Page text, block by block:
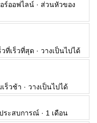
ร์ออฟไลน์ · ส่วนหัวของ
ที่เร็วที่สุด · วางเป็นไปได้
ร็วช้า · วางเป็นไปได้
ระสบการณ์ · 1 เดือน